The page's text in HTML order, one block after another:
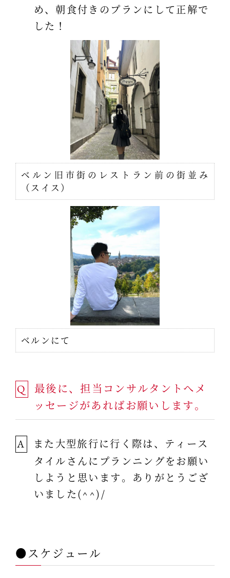
め、朝食付きのプランにして正解で
した！
ベルン旧市街のレストラン前の街並み
（スイス）
ベルンにて
Q
最後に、担当コンサルタントへメ
ッセージがあればお願いします。
A
また大型旅行に行く際は、ティース
タイルさんにプランニングをお願い
しようと思います。ありがとうござ
いました(^^)/
●スケジュール